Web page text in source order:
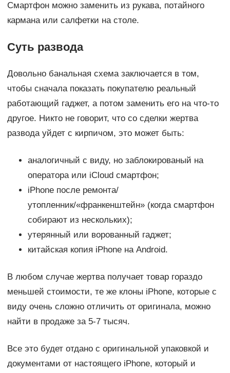
Смартфон можно заменить из рукава, потайного
кармана или салфетки на столе.
Суть развода
Довольно банальная схема заключается в том,
чтобы сначала показать покупателю реальный
работающий гаджет, а потом заменить его на что-то
другое. Никто не говорит, что со сделки жертва
развода уйдет с кирпичом, это может быть:
аналогичный с виду, но заблокированый на
оператора или iCloud смартфон;
iPhone после ремонта/
утопленник/«франкенштейн» (когда смартфон
собирают из нескольких);
утерянный или ворованный гаджет;
китайская копия iPhone на Android.
В любом случае жертва получает товар гораздо
меньшей стоимости, те же клоны iPhone, которые с
виду очень сложно отличить от оригинала, можно
найти в продаже за 5-7 тысяч.
Все это будет отдано с оригинальной упаковкой и
документами от настоящего iPhone, который и